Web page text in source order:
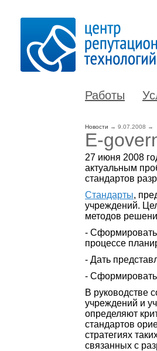
Работы
Новости → 9.07.2008 →
E-
27 июня 2008
актуальным
стандартов
Стандарты,
учреждений.
методов
- Сформировать
процессе
- Дать
- Сформировать
В руководстве
учреждений и
определяют
стандартов
стратегиях
связанных с